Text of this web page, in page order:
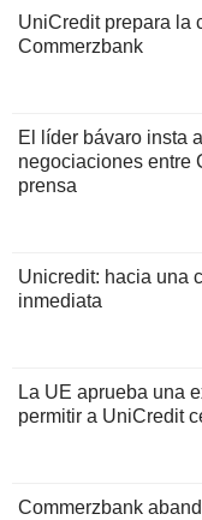
UniCredit prepara la
Commerzbank
El líder bávaro insta
negociaciones entre
prensa
Unicredit: hacia una
inmediata
La UE aprueba una
permitir a UniCredit
Commerzbank